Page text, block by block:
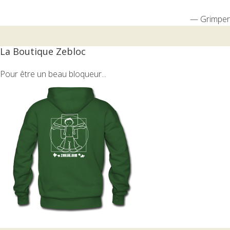
— Grimper
La Boutique Zebloc
Pour être un beau bloqueur...